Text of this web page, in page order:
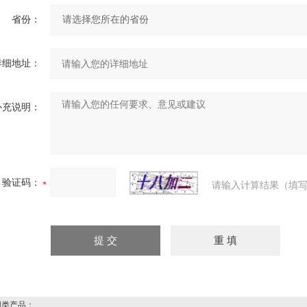
省份：
地址：
说明：
验证码： 请输入计算结果（填
产品：